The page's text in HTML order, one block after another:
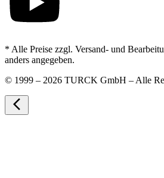
* Alle Preise zzgl. Versand- und
anders angegeben.
© 1999 – 2026 TURCK GmbH – Alle
arrow_back_ios_new